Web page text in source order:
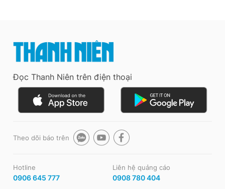
Đọc Thanh Niên trên điện thoại
Theo dõi báo trên
Hotline
0906 645 777
Liên hệ quảng cáo
0908 780 404